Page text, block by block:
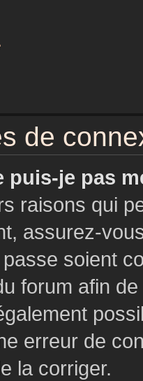
de
puis-je pas
raisons qui
assurez-
soient
forum afin
erreur de
la corriger.